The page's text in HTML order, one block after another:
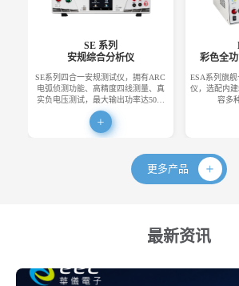
SE 系列
安规综合分析仪
SE系列四合一安规测试仪，拥有ARC
电弧侦测功能、高精度四线测量、真
实负电压测试，最大输出功率达50…
彩色全
ESA系列旗
仪，选配内
容多
更多产品
最新资讯